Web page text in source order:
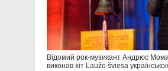
Відомий рок-музикант Андрюс
виконав хіт Laužo šviesa